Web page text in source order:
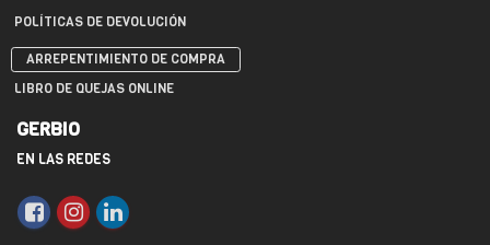
POLÍTICAS DE DEVOLUCIÓN
ARREPENTIMIENTO DE COMPRA
LIBRO DE QUEJAS ONLINE
GERBIO
EN LAS REDES